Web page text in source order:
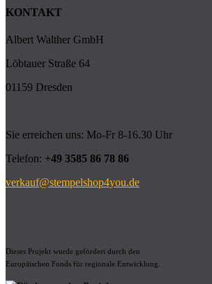
KONTAKT
Albert Walther GmbH
Löbtauer Straße 64
01159 Dresden
Sie erreichen uns: Mo-Fr 8-16.30 Uhr
Telefon: +49 3585 86 78 86
verkauf@stempelshop4you.de
Dieses Projekt wurde gefördert durch den
Europäischen Fonds für regionale Entwicklung.